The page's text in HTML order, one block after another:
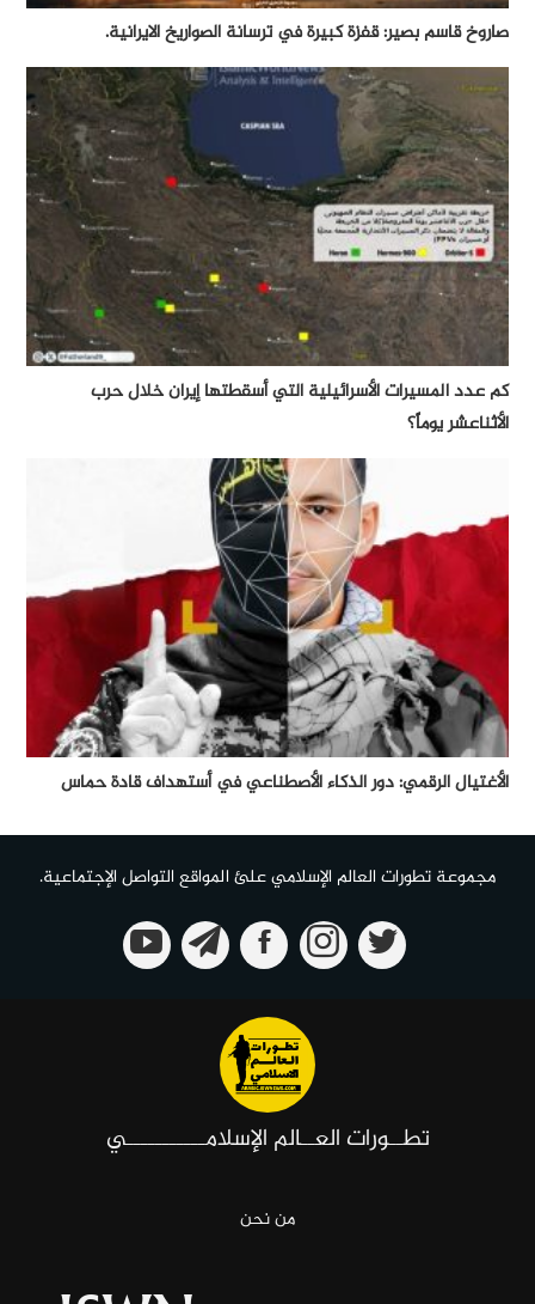
صاروخ قاسم بصير: قفزة كبيرة في ترسانة الصواريخ الايرانية.
كم عدد المسيرات الأسرائيلية التي أسقطتها إيران خلال حرب
الأثناعشر يوماً؟
الأغتيال الرقمي: دور الذكاء الأصطناعي في أستهداف قادة حماس
مجموعة تطورات العالم الإسلامي علئ المواقع التواصل الإجتماعية.
تطــورات العــالم الإسلامـــــــــــي
من نحن